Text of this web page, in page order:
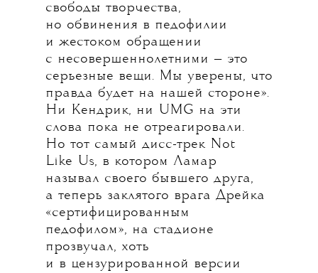
свободы творчества,
но обвинения в педофилии
и жестоком обращении
с несовершеннолетними — это
серьезные вещи. Мы уверены, что
правда будет на нашей стороне».
Ни Кендрик, ни UMG на эти
слова пока не отреагировали.
Но тот самый дисс-трек Not
Like Us, в котором Ламар
называл своего бывшего друга,
а теперь заклятого врага Дрейка
«сертифицированным
педофилом», на стадионе
прозвучал, хоть
и в цензурированной версии